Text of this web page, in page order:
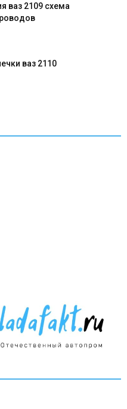
ваз 2109 схема
ваз 2110